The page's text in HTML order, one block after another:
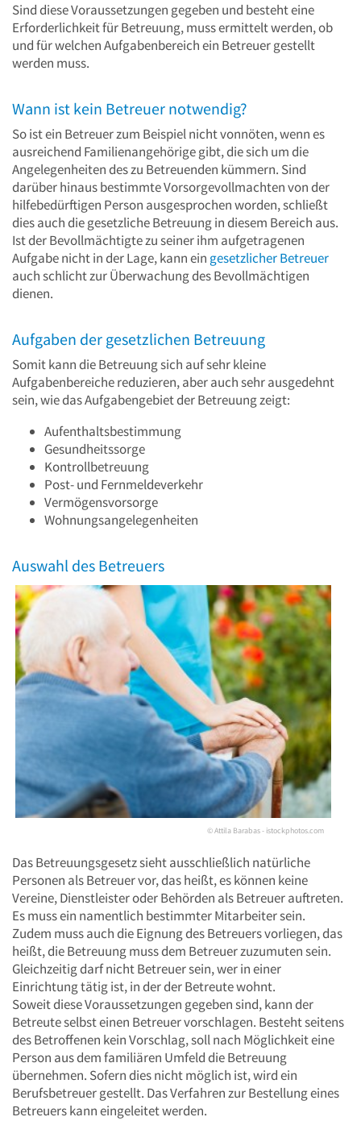
Sind diese Voraussetzungen gegeben und besteht eine
Erforderlichkeit für Betreuung, muss ermittelt werden, ob
und für welchen Aufgabenbereich ein Betreuer gestellt
werden muss.
Wann ist kein Betreuer notwendig?
So ist ein Betreuer zum Beispiel nicht vonnöten, wenn es
ausreichend Familienangehörige gibt, die sich um die
Angelegenheiten des zu Betreuenden kümmern. Sind
darüber hinaus bestimmte Vorsorgevollmachten von der
hilfebedürftigen Person ausgesprochen worden, schließt
dies auch die gesetzliche Betreuung in diesem Bereich aus.
Ist der Bevollmächtigte zu seiner ihm aufgetragenen
Aufgabe nicht in der Lage, kann ein gesetzlicher Betreuer
auch schlicht zur Überwachung des Bevollmächtigen
dienen.
Aufgaben der gesetzlichen Betreuung
Somit kann die Betreuung sich auf sehr kleine
Aufgabenbereiche reduzieren, aber auch sehr ausgedehnt
sein, wie das Aufgabengebiet der Betreuung zeigt:
Aufenthaltsbestimmung
Gesundheitssorge
Kontrollbetreuung
Post- und Fernmeldeverkehr
Vermögensvorsorge
Wohnungsangelegenheiten
Auswahl des Betreuers
© Attila Barabas - istockphotos.com
Das Betreuungsgesetz sieht ausschließlich natürliche
Personen als Betreuer vor, das heißt, es können keine
Vereine, Dienstleister oder Behörden als Betreuer auftreten.
Es muss ein namentlich bestimmter Mitarbeiter sein.
Zudem muss auch die Eignung des Betreuers vorliegen, das
heißt, die Betreuung muss dem Betreuer zuzumuten sein.
Gleichzeitig darf nicht Betreuer sein, wer in einer
Einrichtung tätig ist, in der der Betreute wohnt.
Soweit diese Voraussetzungen gegeben sind, kann der
Betreute selbst einen Betreuer vorschlagen. Besteht seitens
des Betroffenen kein Vorschlag, soll nach Möglichkeit eine
Person aus dem familiären Umfeld die Betreuung
übernehmen. Sofern dies nicht möglich ist, wird ein
Berufsbetreuer gestellt. Das Verfahren zur Bestellung eines
Betreuers kann eingeleitet werden.